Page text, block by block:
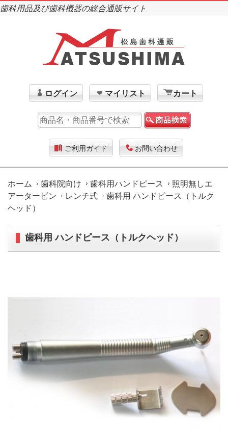
歯科用品及び歯科機器の総合通販サイト
ログイン マイリスト カート
ご利用ガイド お問い合わせ
ホーム 歯科院向け 歯科用ハンドピース
照明無しエ
アータービン
レンチ式
歯科用 ハンドピース（トルク
ヘッド）
歯科用 ハンドピース（トルクヘッド）